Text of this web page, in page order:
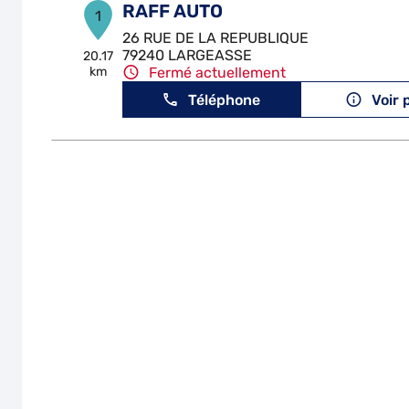
1
20.17
km
RAFF AUTO
26 RUE DE LA REPUBLIQUE
79240 LARGEASSE
Fermé actuellement
Téléphone
Voir